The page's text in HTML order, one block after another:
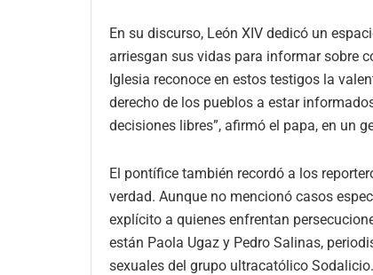
En su discurso, León XIV dedicó un
arriesgan sus vidas para informar sobre
Iglesia reconoce en estos testigos la
derecho de los pueblos a estar
decisiones libres”, afirmó el papa, en un
El pontífice también recordó a los
verdad. Aunque no mencionó casos
explícito a quienes enfrentan
están Paola Ugaz y Pedro Salinas,
sexuales del grupo ultracatólico